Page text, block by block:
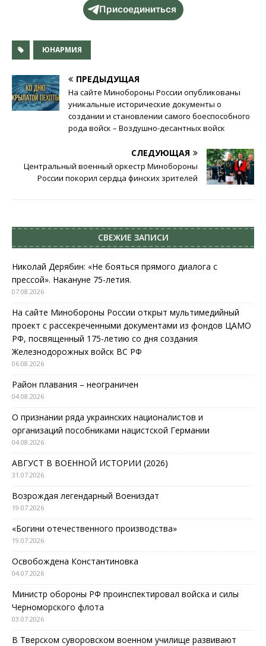
Присоединиться
ЮНАРМИЯ
ПРЕДЫДУЩАЯ
На сайте Минобороны России опубликованы
уникальные исторические документы о
создании и становлении самого боеспособного
рода войск – Воздушно-десантных войск
СЛЕДУЮЩАЯ
Центральный военный оркестр Минобороны
России покорил сердца финских зрителей
СВЕЖИЕ ЗАПИСИ
Николай Дерябин: «Не бояться прямого диалога с
прессой». Накануне 75-летия.
07.08.2026
На сайте Минобороны России открыт мультимедийный
проект с рассекреченными документами из фондов ЦАМО
РФ, посвященный 175-летию со дня создания
Железнодорожных войск ВС РФ
06.08.2026
Район плавания – неограничен
04.08.2026
О признании ряда украинских националистов и
организаций пособниками нацистской Германии
04.08.2026
АВГУСТ В ВОЕННОЙ ИСТОРИИ (2026)
31.07.2026
Возрождая легендарный Воениздат
19.07.2026
«Богини отечественного производства»
19.07.2026
Освобождена Константиновка
04.07.2026
Министр обороны РФ проинспектировал войска и силы
Черноморского флота
03.07.2026
В Тверском суворовском военном училище развивают